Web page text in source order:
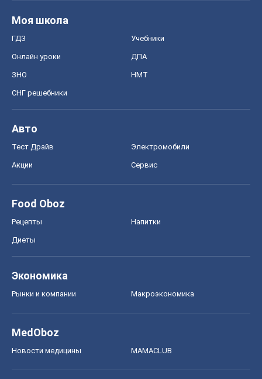
Моя школа
ГДЗ Учебники
Онлайн уроки ДПА
ЗНО НМТ
СНГ решебники
Авто
Тест Драйв Электромобили
Акции Сервис
Food Oboz
Рецепты Напитки
Диеты
Экономика
Рынки и компании Mакроэкономика
MedOboz
Новости медицины MAMACLUB